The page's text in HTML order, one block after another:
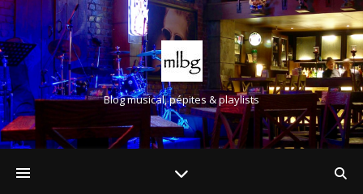
Blog musical, pépites & playlists